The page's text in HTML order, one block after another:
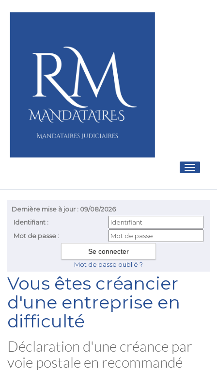
Toggle
Dernière mise à jour : 09/08/2026
Identifiant :
Mot de passe :
Mot de passe oublié ?
Vous êtes créancier
d'une entreprise en
difficulté
Déclaration d'une créance par
voie postale en recommandé